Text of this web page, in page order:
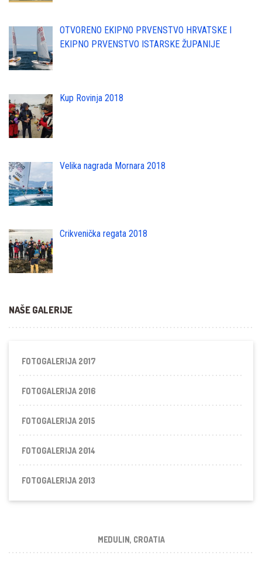
OTVORENO EKIPNO PRVENSTVO HRVATSKE I
EKIPNO PRVENSTVO ISTARSKE ŽUPANIJE
Kup Rovinja 2018
Velika nagrada Mornara 2018
Crikvenička regata 2018
NAŠE GALERIJE
FOTOGALERIJA 2017
FOTOGALERIJA 2016
FOTOGALERIJA 2015
FOTOGALERIJA 2014
FOTOGALERIJA 2013
MEDULIN, CROATIA